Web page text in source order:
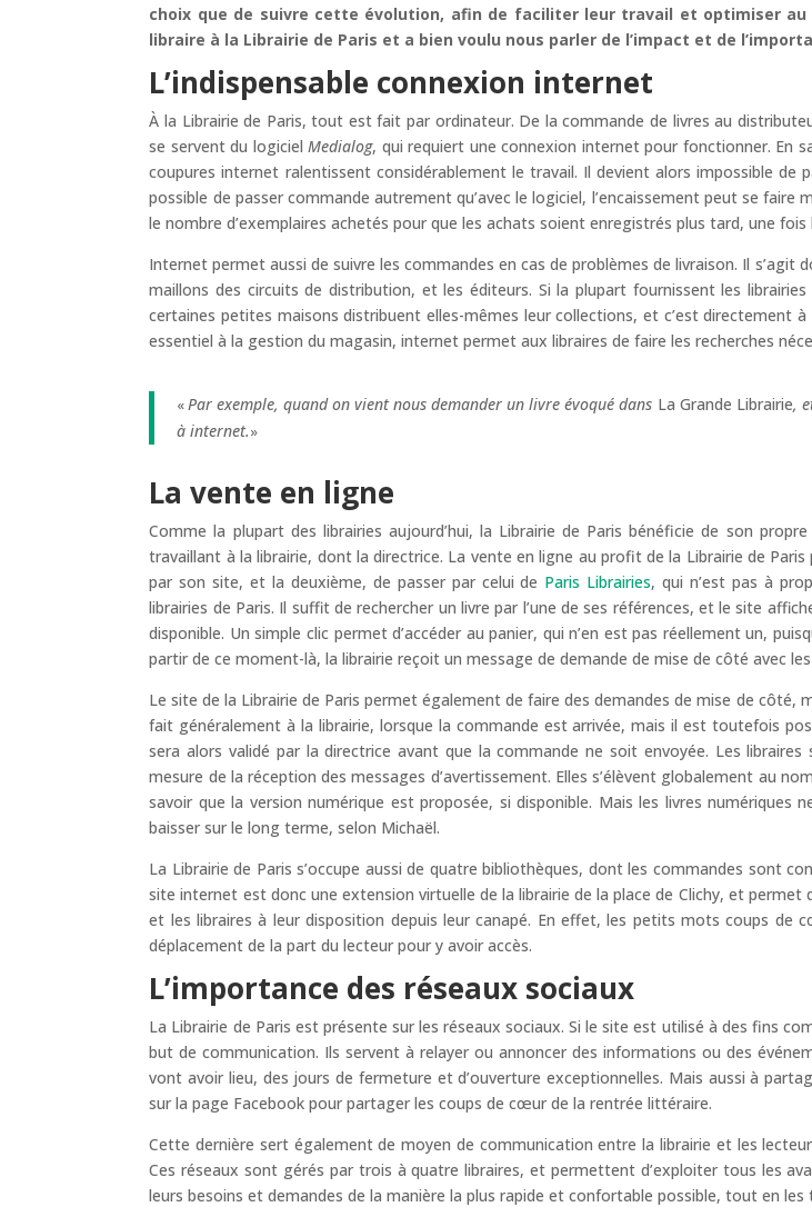
choix que de suivre cette évolution, afin de faciliter leur travail et optimiser
libraire à la Librairie de Paris et a bien voulu nous parler de l’impact et de
L’indispensable connexion internet
À la Librairie de Paris, tout est fait par ordinateur. De la commande de livres au
se servent du logicielMedialog, qui requiert une connexion internet pour fonctionner. En
coupures internet ralentissent considérablement le travail. Il devient alors impossible de
possible de passer commande autrement qu’avec le logiciel, l’encaissement peut se
le nombre d’exemplaires achetés pour que les achats soient enregistrés plus tard, une
Internet permet aussi de suivre les commandes en cas de problèmes de livraison. Il
maillons des circuits de distribution, et les éditeurs. Si la plupart fournissent les
certaines petites maisons distribuent elles-mêmes leur collections, et c’est directement à
essentiel à la gestion du magasin, internet permet aux libraires de faire les recherches
«Par exemple, quand on vient nous demander un livre évoqué dans La Grande Librairie,
à internet.»
La vente en ligne
Comme la plupart des librairies aujourd’hui, la Librairie de Paris bénéficie de son propre
travaillant à la librairie, dont la directrice. La vente en ligne au profit de la Librairie de
par son site, et la deuxième, de passer par celui de Paris Librairies, qui n’est pas à
librairies de Paris. Il suffit de rechercher un livre par l’une de ses références, et le site
disponible. Un simple clic permet d’accéder au panier, qui n’en est pas réellement un,
partir de ce moment-là, la librairie reçoit un message de demande de mise de côté avec
Le site de la Librairie de Paris permet également de faire des demandes de mise de côté,
fait généralement à la librairie, lorsque la commande est arrivée, mais il est toutefois
sera alors validé par la directrice avant que la commande ne soit envoyée. Les
mesure de la réception des messages d’avertissement. Elles s’élèvent globalement au
savoir que la version numérique est proposée, si disponible. Mais les livres
baisser sur le long terme, selon Michaël.
La Librairie de Paris s’occupe aussi de quatre bibliothèques, dont les commandes sont
site internet est donc une extension virtuelle de la librairie de la place de Clichy, et
et les libraires à leur disposition depuis leur canapé. En effet, les petits mots coups
déplacement de la part du lecteur pour y avoir accès.
L’importance des réseaux sociaux
La Librairie de Paris est présente sur les réseaux sociaux. Si le site est utilisé à des fins
but de communication. Ils servent à relayer ou annoncer des informations ou des
vont avoir lieu, des jours de fermeture et d’ouverture exceptionnelles. Mais aussi à
sur la page Facebook pour partager les coups de cœur de la rentrée littéraire.
Cette dernière sert également de moyen de communication entre la librairie et les
Ces réseaux sont gérés par trois à quatre libraires, et permettent d’exploiter tous les
leurs besoins et demandes de la manière la plus rapide et confortable possible, tout en